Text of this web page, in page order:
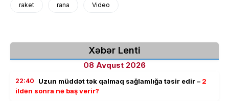
raket rana Video
Xəbər Lenti
08 Avqust 2026
22:40 Uzun müddət tək qalmaq sağlamlığa təsir edir – 2
ildən sonra nə baş verir?